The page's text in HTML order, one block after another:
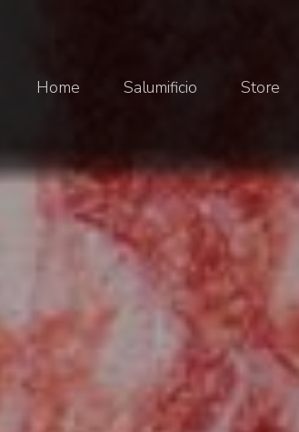
Home Salumificio Store